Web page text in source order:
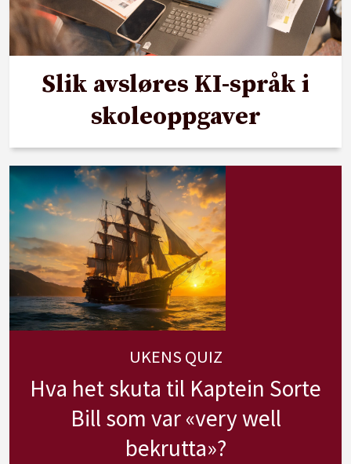
Slik avsløres KI-språk i
skoleoppgaver
UKENS QUIZ
Hva het skuta til Kaptein Sorte
Bill som var «very well
bekrutta»?